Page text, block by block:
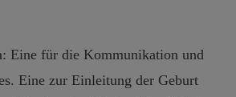
Eine für die Kommunikation und
Eine zur Einleitung der Geburt